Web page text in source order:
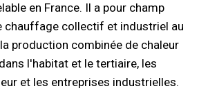
en France. Il a pour champ
chauffage collectif et industriel au
production combinée de chaleur
l'habitat et le tertiaire, les
et les entreprises industrielles.